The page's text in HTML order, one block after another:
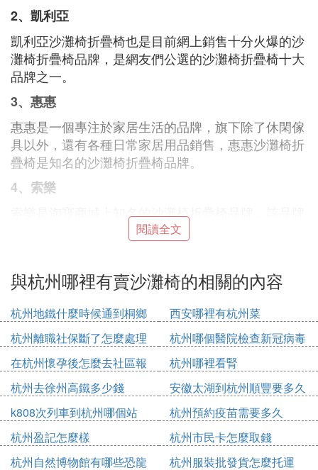
2、凱利亞
凱利亞沙灘椅折疊椅也是目前網上銷售十分火爆的沙
灘椅折疊椅品牌，是網友們公選的沙灘椅折疊椅十大
品牌之一。
3、惠惠
惠惠是一個專注於家居生活的品牌，旗下除了休閑傢
具以外，還有各種日常家居用品銷售，惠惠沙灘椅折
疊椅是知名的沙灘椅折疊椅品牌。
4、索樂
索樂是淘寶商城上知名的沙灘椅折疊椅品牌，該品牌
主要銷售這類休閑沙灘椅折疊椅、折疊椅、躺椅等休
5、BX
BX是目前網路上知名的電銷休閑品牌，品牌的主要
產品有躺椅、沙灘椅折疊椅、衣帽架、層架、折疊椅
等一系列的休閑傢具產品。
6、藍漫
藍漫沙灘椅折疊椅品牌是永康市藍漫休閑用品有限公
司旗下的主打品牌，該公司主要生產沙灘椅折疊椅、
沙灘椅、大躺椅、吊床、鞦韆椅等各種系列的室內外
閱讀全文
與杭州哪裡有賣沙灘椅的相關的內容
杭州地鐵什麼時候通到桐鄉
西安哪裡有杭州菜
杭州離職社保斷了怎麼處理
杭州哪個醫院檢查新冠病毒
在杭州懷孕後怎麼去社區報
備
杭州哪裡看腎
杭州去徐州高鐵多少錢
安徽太湖到杭州順豐要多久
k808次列車到杭州哪個站
杭州預約疫苗需要多久
杭州盈記怎麼樣
杭州市民卡怎麼取錢
杭州自然博物館有哪些恐龍
杭州服裝批發貨怎麼托運